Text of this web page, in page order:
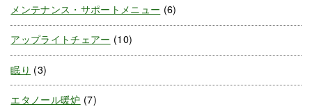
メンテナンス・サポートメニュー (6)
アップライトチェアー (10)
眠り (3)
エタノール暖炉 (7)